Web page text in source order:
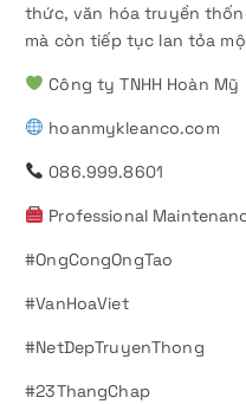
thức, văn hóa truyền
mà còn tiếp tục lan tỏa
Công ty TNHH Hoàn Mỹ
hoanmykleanco.com
086.999.8601
Professional
#OngCongOngTao
#VanHoaViet
#NetDepTruyenThong
#23ThangChap